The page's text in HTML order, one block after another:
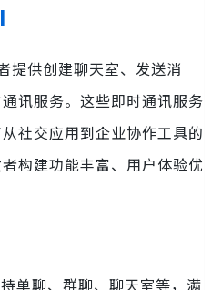
提供创建聊天室、发送消
讯服务。这些即时通讯服务
社交应用到企业协作工具的
构建功能丰富、用户体验优
单聊、群聊、聊天室等，满